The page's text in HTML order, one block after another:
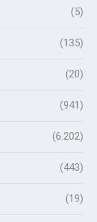
(5)
(135)
(20)
(941)
(6.202)
(443)
(19)